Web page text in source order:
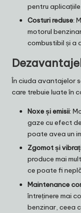
pentru
Costuri reduse:
motorul
combustibil și a
În ciuda avantajelor
care trebuie luate în
Noxe și emisii:
gaze cu efect
poate avea un
Zgomot și
produce mai
ce poate fi
Maintenance
întreținere mai
benzinar, ceea